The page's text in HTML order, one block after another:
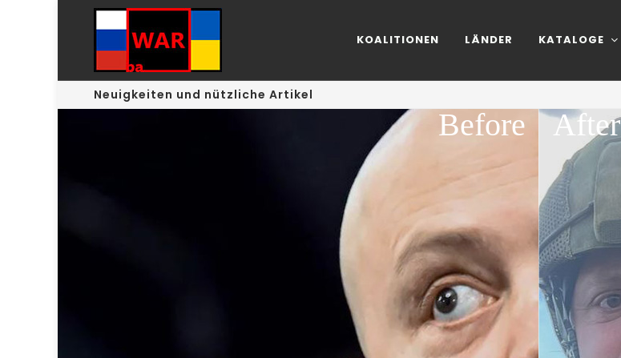
KOALITIONEN LÄNDER KATALOGE
Neuigkeiten und nützliche Artikel
After
Before